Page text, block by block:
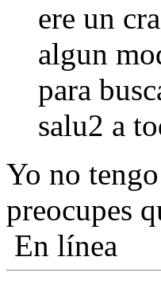
ere un
algun
para
salu2 a
Yo no
preocupes
En línea